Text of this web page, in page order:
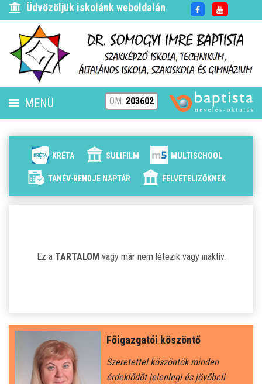
Üdvözöljük iskolánk weboldalán
MENÜ
HÍREK
ALAPÍTVÁNYUNK
SZJA 1% FELAJÁNLÁS
TANULÓINKNAK
ÁLTALÁNOS ISKOLÁSOKNAK
OM: 203602
KRÉTA SULIFILM MULTISCHOOL
TANÉV-RENDJE NAPTÁR FELVÉTELIZŐKNEK
Főigazgatói köszöntő
Szeretettel köszöntök minden
érdeklődőt jelenlegi és jövőbeli
Ez a TARTALOM vagy már nem létezik vagy inaktív.